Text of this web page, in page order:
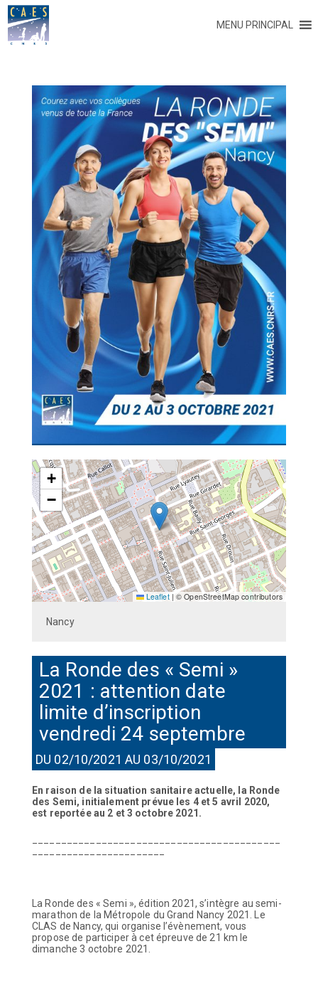
MENU PRINCIPAL
+
−
Leaflet | © OpenStreetMap contributors
Nancy
La Ronde des « Semi »
2021 : attention date
limite d’inscription
vendredi 24 septembre
DU 02/10/2021 AU 03/10/2021
En raison de la situation sanitaire actuelle, la Ronde
des Semi, initialement prévue les 4 et 5 avril 2020,
est reportée au 2 et 3 octobre 2021.
La Ronde des « Semi », édition 2021, s’intègre au semi-
marathon de la Métropole du Grand Nancy 2021. Le
CLAS de Nancy, qui organise l’évènement, vous
propose de participer à cet épreuve de 21 km le
dimanche 3 octobre 2021.